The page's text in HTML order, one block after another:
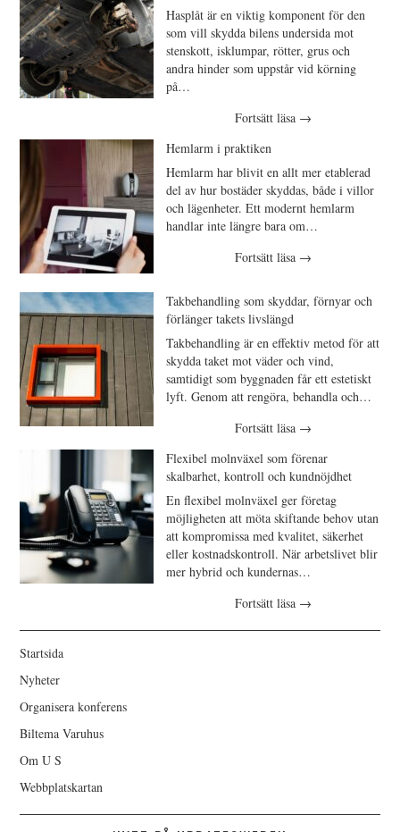
Hasplåt är en viktig komponent för den
som vill skydda bilens undersida mot
stenskott, isklumpar, rötter, grus och
andra hinder som uppstår vid körning
på…
Fortsätt läsa →
Hemlarm i praktiken
Hemlarm har blivit en allt mer etablerad
del av hur bostäder skyddas, både i villor
och lägenheter. Ett modernt hemlarm
handlar inte längre bara om…
Fortsätt läsa →
Takbehandling som skyddar, förnyar och
förlänger takets livslängd
Takbehandling är en effektiv metod för att
skydda taket mot väder och vind,
samtidigt som byggnaden får ett estetiskt
lyft. Genom att rengöra, behandla och…
Fortsätt läsa →
Flexibel molnväxel som förenar
skalbarhet, kontroll och kundnöjdhet
En flexibel molnväxel ger företag
möjligheten att möta skiftande behov utan
att kompromissa med kvalitet, säkerhet
eller kostnadskontroll. När arbetslivet blir
mer hybrid och kundernas…
Fortsätt läsa →
Startsida
Nyheter
Organisera konferens
Biltema Varuhus
Om U S
Webbplatskartan